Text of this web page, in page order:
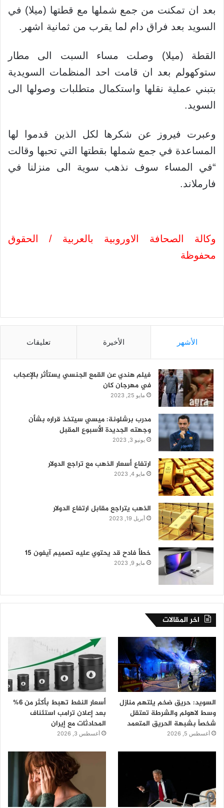
بعد ان تمكنت من جمع شملها مع قطتها (ميلا) في
السويد بعد فراق دام لما يقرب من ثمانية اشهر.
القطة (ميلا) وصلت مساء السبت الى مطار
ستوكهولم بعد ان قامت احد المنظمات السويدية
بتبني عملية نقلها واستكمال متطلبات وصولها الى
السويد.
وعبرت فيروز عن شكرها لكل الذين قدموا لها
المساعدة في جمع شملها بقطتها التي تحبها وقالت
“في المساء سوف نذهب سوية الى منزلنا في
فارملاند.
وكالة الصحافة الاوروبية بالعربية / الحقوق
محفوظة
الأشهر الأخيرة تعليقات
فيلم هندي عن القمع الجنسي يستأثر بالإعجاب
في مهرجان كان
مايو 25, 2023
مدرب برشلونة: ميسي سيتخذ قراره بشأن
وجهته الجديدة الأسبوع المقبل
يونيو 3, 2023
ارتفاع أسعار الذهب مع تراجع الدولار
مايو 4, 2023
الذهب يتراجع مقابل ارتفاع الدولار
أبريل 19, 2023
خطأ فادح قد يحتوي عليه تصميم آيفون 15
مايو 9, 2023
اخر المقالات
السويد: حريق ضخم يلتهم منازل
وسط لاهولم والشرطة تعتقل
شخصاً بشبهة الحريق المتعمد
أغسطس 5, 2026
أسعار النفط تهبط بأكثر من 6%
بعد إعلان ترامب استئناف
المحادثات مع إيران
أغسطس 3, 2026